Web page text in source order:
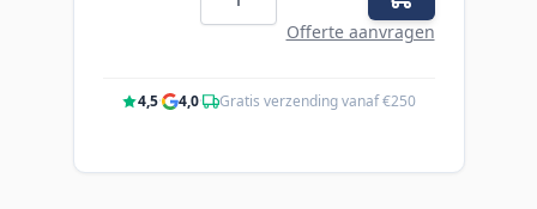
Offerte aanvragen
4,5· 4,0· Gratis verzending vanaf €250